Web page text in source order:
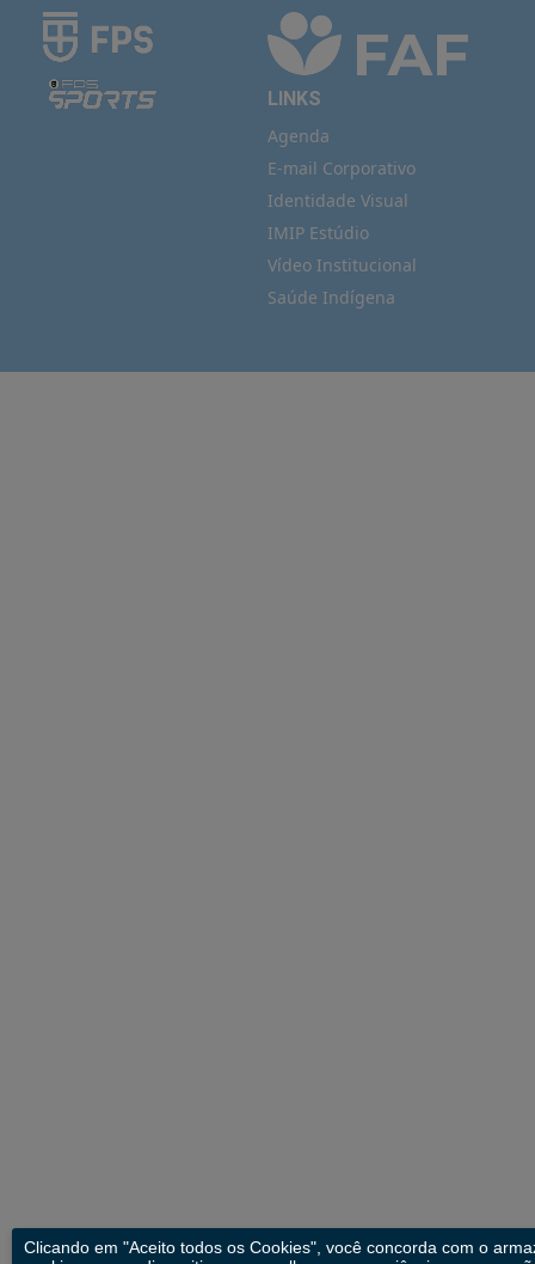
LINKS
Agenda
E-mail Corporativo
Identidade Visual
IMIP Estúdio
Vídeo Institucional
Saúde Indígena
Clicando em "Aceito todos os Cookies", você concorda com o